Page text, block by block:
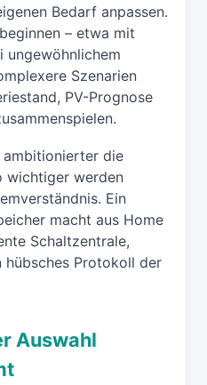
Bedarf anpassen.
– etwa mit
ungewöhnlichem
Szenarien
PV-Prognose
die
wichtiger werden
Ein
macht aus Home
Schaltzentrale,
hübsches Protokoll der
Auswahl